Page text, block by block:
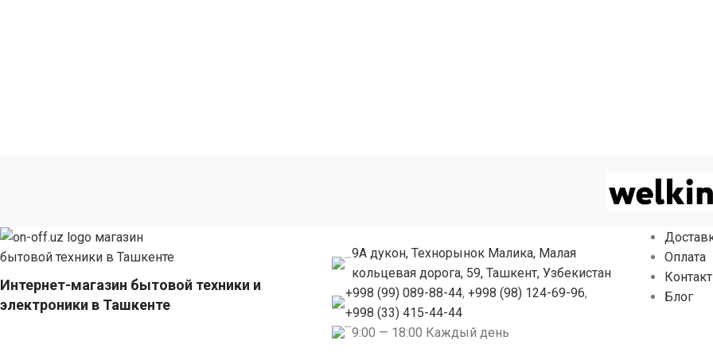
Интернет-магазин бытовой техники и
электроники в Ташкенте
9А дукон, Технорынок Малика, Малая
кольцевая дорога, 59, Ташкент, Узбекистан
+998 (99) 089-88-44,+998 (98) 124-69-96,
+998 (33) 415-44-44
9:00 — 18:00 Каждый день
Оплата
Блог